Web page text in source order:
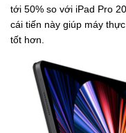
tới 50% so với iPad Pro
cái tiến này giúp máy
tốt hơn.